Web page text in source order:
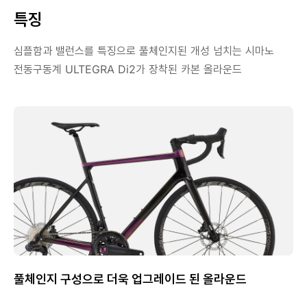
특징
심플함과 밸런스를 특징으로 풀체인지된 개성 넘치는 시마노
전동구동계 ULTEGRA Di2가 장착된 카본 올라운드
풀체인지 구성으로 더욱 업그레이드 된 올라운드